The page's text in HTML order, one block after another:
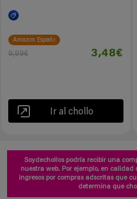
Amazon España
9,99€ 3,48€
Ir al chollo
Soydechollos podría recibir una
nuestra web. Por ejemplo, en
ingresos por compras adscritas que
determina que